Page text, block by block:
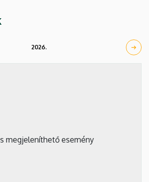
2026.
megjeleníthető esemény